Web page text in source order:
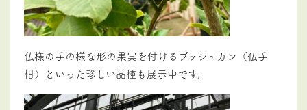
仏様の手の様な形の果実を付けるブッシュカン（仏手
柑）といった珍しい品種も展示中です。